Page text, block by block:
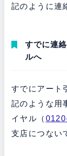
記のように連
すでに連
ルへ
すでにアート
記のような用
イヤル（
支店につない